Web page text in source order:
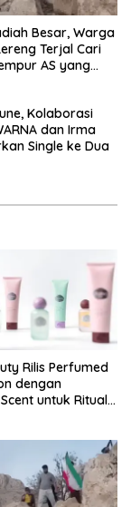
Besar, Warga
Terjal Cari
AS yang
Kolaborasi
dan Irma
Single ke Dua
Rilis Perfumed
dengan
untuk Ritual